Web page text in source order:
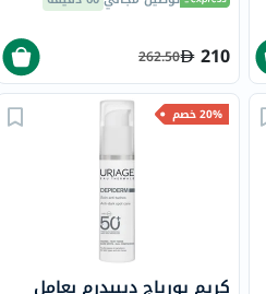
210
262.50
20% خصم
كريم يورياج ديبيدرم بعامل